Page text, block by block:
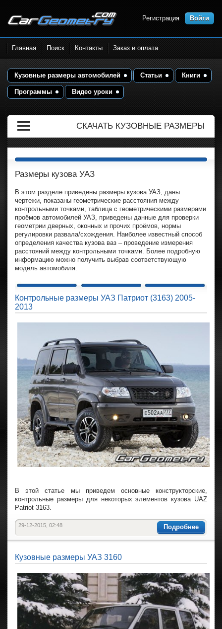
Размеры кузова автомобилей.
Контрольные точки и кузовные
размеры. Геометрия кузова
Регистрация Войти
Главная Поиск Контакты Заказ и оплата
Кузовные размеры автомобилей Статьи Книги
Программы Видео уроки
СКАЧАТЬ КУЗОВНЫЕ РАЗМЕРЫ
Размеры кузова УАЗ
В этом разделе приведены размеры кузова УАЗ, даны
чертежи, показаны геометрические расстояния между
контрольными точками, таблица с геометрическими размерами
проёмов автомобилей УАЗ, приведены данные для проверки
геометрии дверных, оконных и прочих проёмов, нормы
регулировки развала/схождения. Наиболее известный способ
определения качества кузова ваз – проведение измерения
расстояний между контрольными точками. Более подробную
информацию можно получить выбрав соответствующую
модель автомобиля.
Контрольные размеры УАЗ Патриот (3163) 2005-
2013
В этой статье мы приведем основные конструкторские,
контрольные размеры для некоторых элементов кузова UAZ
Patriot 3163.
Подробнее
29-12-2015, 02:48
Кузовные размеры УАЗ 3160